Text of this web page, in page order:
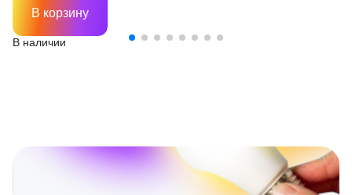
В наличии
В корзину